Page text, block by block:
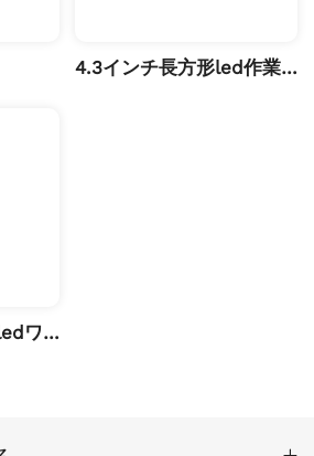
4.3インチ長方形led作業灯
4.5インチラウンドledワークライト